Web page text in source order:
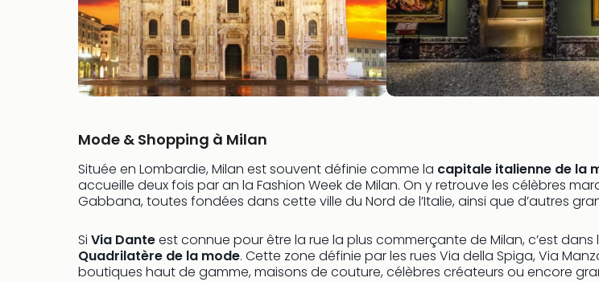
Mode & Shopping à Milan
Située en Lombardie, Milan est souvent définie comme la capitale italienne de la
accueille deux fois par an la Fashion Week de Milan. On y retrouve les célèbres
Gabbana, toutes fondées dans cette ville du Nord de l’Italie, ainsi que d’autres
Si Via Danteest connue pour être la rue la plus commerçante de Milan, c’est
Quadrilatère de la mode. Cette zone définie par les rues Via della Spiga, Via
boutiques haut de gamme, maisons de couture, célèbres créateurs ou encore